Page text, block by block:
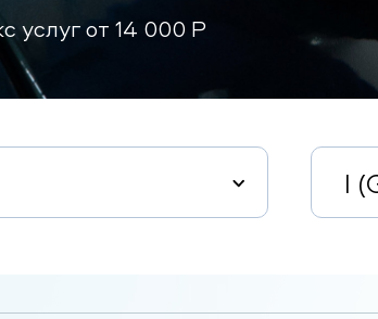
услуг от 14 000 P